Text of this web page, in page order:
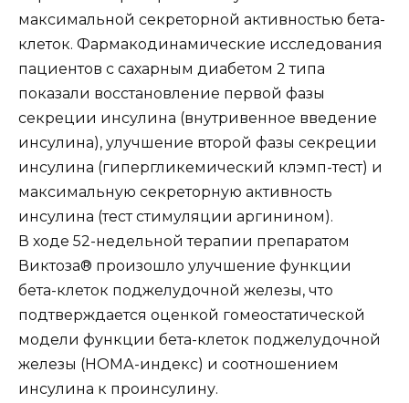
максимальной секреторной активностью бета-
клеток. Фармакодинамические исследования
пациентов с сахарным диабетом 2 типа
показали восстановление первой фазы
секреции инсулина (внутривенное введение
инсулина), улучшение второй фазы секреции
инсулина (гипергликемический клэмп-тест) и
максимальную секреторную активность
инсулина (тест стимуляции аргинином).
В ходе 52-недельной терапии препаратом
Виктоза® произошло улучшение функции
бета-клеток поджелудочной железы, что
подтверждается оценкой гомеостатической
модели функции бета-клеток поджелудочной
железы (НОМА-индекс) и соотношением
инсулина к проинсулину.